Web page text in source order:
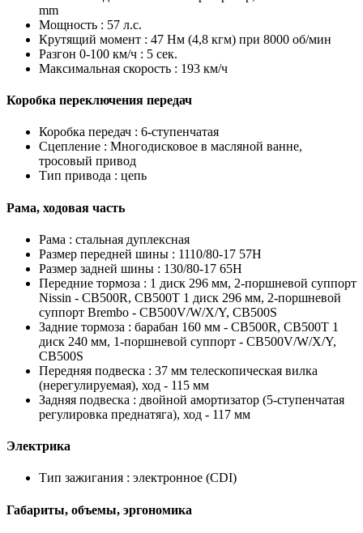
mm
Мощность : 57 л.с.
Крутящий момент : 47 Нм (4,8 кгм) при 8000 об/мин
Разгон 0-100 км/ч : 5 сек.
Максимальная скорость : 193 км/ч
Коробка переключения передач
Коробка передач : 6-ступенчатая
Сцепление : Многодисковое в масляной ванне,
тросовый привод
Тип привода : цепь
Рама, ходовая часть
Рама : стальная дуплексная
Размер передней шины : 1110/80-17 57H
Размер задней шины : 130/80-17 65H
Передние тормоза : 1 диск 296 мм, 2-поршневой суппорт
Nissin - CB500R, CB500T 1 диск 296 мм, 2-поршневой
суппорт Brembo - CB500V/W/X/Y, CB500S
Задние тормоза : барабан 160 мм - CB500R, CB500T 1
диск 240 мм, 1-поршневой суппорт - CB500V/W/X/Y,
CB500S
Передняя подвеска : 37 мм телескопическая вилка
(нерегулируемая), ход - 115 мм
Задняя подвеска : двойной амортизатор (5-ступенчатая
регулировка преднатяга), ход - 117 мм
Электрика
Тип зажигания : электронное (CDI)
Габариты, объемы, эргономика